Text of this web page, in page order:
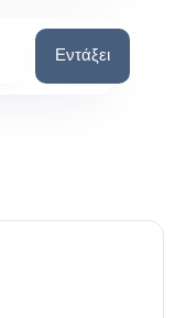
Αναζήτηση
Εντάξει